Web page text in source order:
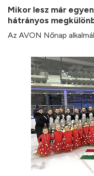
Mikor lesz már
hátrányos
Az AVON Nőnap